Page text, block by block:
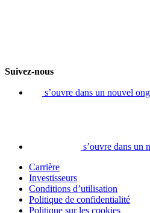
Suivez-nous
s’ouvre dans un nouvel
s’ouvre dans un
Carrière
Investisseurs
Conditions d’utilisation
Politique de confidentialité
Politique sur les cookies